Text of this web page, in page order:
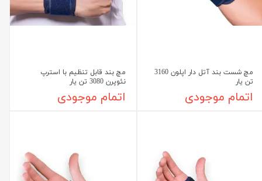
مچ شست بند آتل دار اپلون 3160
تن یار
اتمام موجودی
مچ بند قابل تنظیم با استرپ
نئوپرن 3080 تن یار
اتمام موجودی